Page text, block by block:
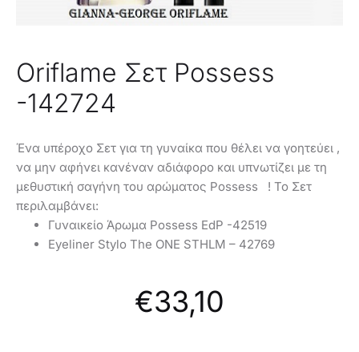
Oriflame Σετ Possess
-142724
Ένα υπέροχο Σετ για τη γυναίκα που θέλει να γοητεύει ,
να μην αφήνει κανέναν αδιάφορο και υπνωτίζει με τη
μεθυστική σαγήνη του αρώματος Possess ! Το Σετ
περιλαμβάνει:
Γυναικείο Άρωμα Possess EdP -42519
Eyeliner Stylo The ONE STHLM – 42769
€33,10